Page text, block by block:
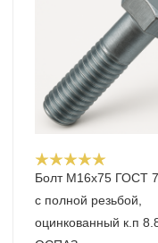
Болт М16x75 ГОСТ
с полной резьбой,
оцинкованный к.п